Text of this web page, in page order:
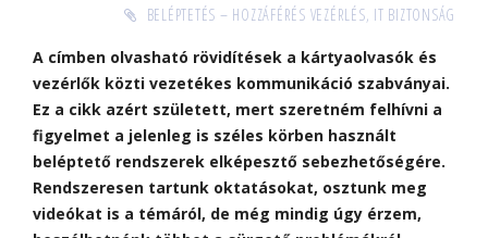
BELÉPTETÉS – HOZZÁFÉRÉS VEZÉRLÉS, IT BIZTONSÁG
A címben olvasható rövidítések a kártyaolvasók és
vezérlők közti vezetékes kommunikáció szabványai.
Ez a cikk azért született, mert szeretném felhívni a
figyelmet a jelenleg is széles körben használt
beléptető rendszerek elképesztő sebezhetőségére.
Rendszeresen tartunk oktatásokat, osztunk meg
videókat is a témáról, de még mindig úgy érzem,